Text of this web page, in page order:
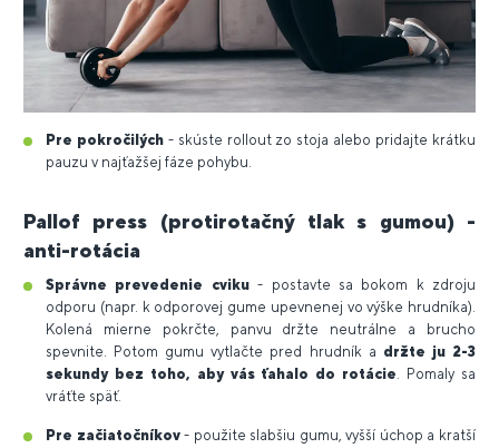
Pre pokročilých- skúste rollout zo stoja alebo pridajte krátku
pauzu v najťažšej fáze pohybu.
Pallof press (protirotačný tlak s gumou) -
anti-rotácia
Správne prevedenie cviku- postavte sa bokom k zdroju
odporu (napr. k odporovej gume upevnenej vo výške hrudníka).
Kolená mierne pokrčte, panvu držte neutrálne a brucho
spevnite. Potom gumu vytlačte pred hrudník a držte ju 2-3
sekundy bez toho, aby vás ťahalo do rotácie. Pomaly sa
vráťte späť.
Pre začiatočníkov- použite slabšiu gumu, vyšší úchop a kratší